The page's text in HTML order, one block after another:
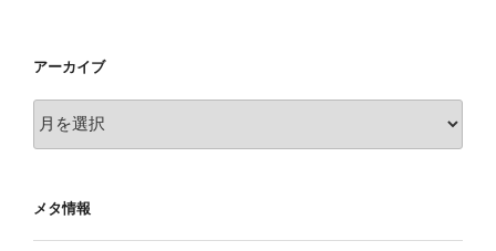
アーカイブ
ー
ブ
メタ情報